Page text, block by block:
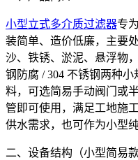
小型立式多介质过滤器专
装简单、造价低廉，主要
沙、铁锈、淤泥、悬浮物
钢防腐 / 304 不锈钢两种
料，可选简易手动阀门或
管即可使用，满足工地施
供水需求，也可作为小型
二、设备结构（小型简易款